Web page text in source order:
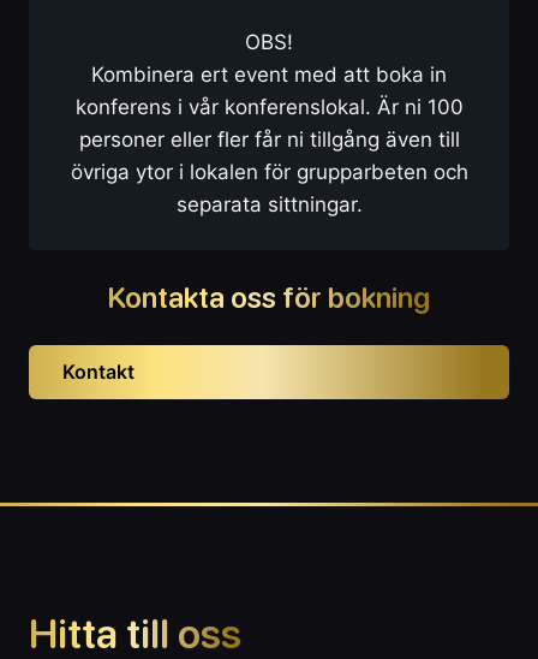
OBS!
Kombinera ert event med att boka in
konferens i vår konferenslokal. Är ni 100
personer eller fler får ni tillgång även till
övriga ytor i lokalen för grupparbeten och
separata sittningar.
Kontakta oss för bokning
Kontakt
Hitta till oss